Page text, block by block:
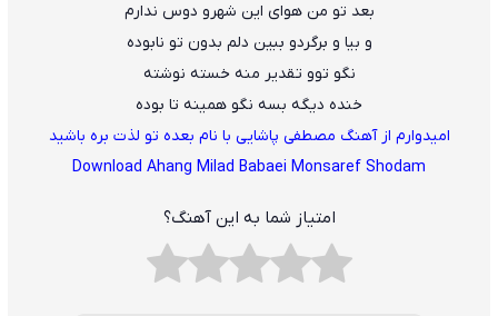
بعد تو من هوای این شهرو دوس ندارم
و بیا و برگردو ببین دلم بدون تو نابوده
نگو توو تقدیر منه خسته نوشته
خنده دیگه بسه نگو همینه تا بوده
امیدوارم از آهنگ مصطفی پاشایی با نام بعده تو لذت بره باشید
Download Ahang Milad Babaei Monsaref Shodam
امتیاز شما به این آهنگ؟